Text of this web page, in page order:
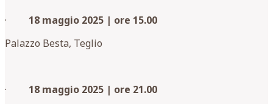
· 18 maggio 2025 | ore 15.00
Palazzo Besta, Teglio
· 18 maggio 2025 | ore 21.00